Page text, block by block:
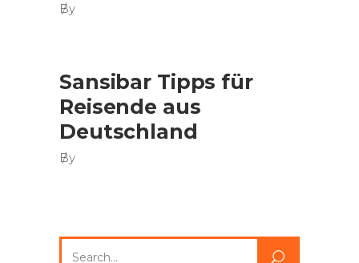
By
Sansibar Tipps für
Reisende aus
Deutschland
By